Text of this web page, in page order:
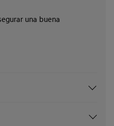
una buena